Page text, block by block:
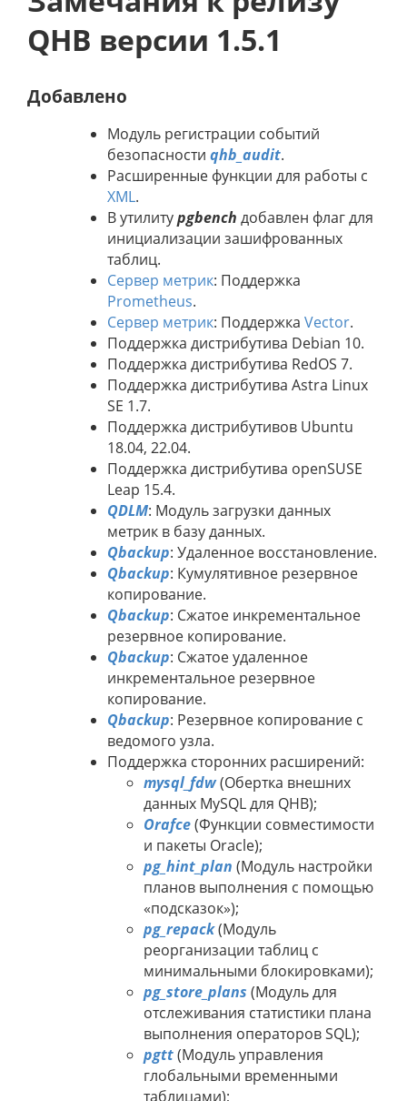
QHB версии 1.5.1
Добавлено
Модуль регистрации событий
безопасности qhb_audit.
Расширенные функции для работы с
XML.
В утилитуpgbench добавлен флаг для
инициализации зашифрованных
таблиц.
Сервер метрик: Поддержка
Prometheus.
Сервер метрик: Поддержка Vector.
Поддержка дистрибутива Debian 10.
Поддержка дистрибутива RedOS 7.
Поддержка дистрибутива Astra Linux
SE 1.7.
Поддержка дистрибутивов Ubuntu
18.04, 22.04.
Поддержка дистрибутива openSUSE
Leap 15.4.
QDLM: Модуль загрузки данных
метрик в базу данных.
Qbackup: Удаленное восстановление.
Qbackup: Кумулятивное резервное
копирование.
Qbackup: Сжатое инкрементальное
резервное копирование.
Qbackup: Сжатое удаленное
инкрементальное резервное
копирование.
Qbackup: Резервное копирование с
ведомого узла.
Поддержка сторонних расширений:
mysql_fdw(Обертка внешних
данных MySQL для QHB);
Orafce(Функции совместимости
и пакеты Oracle);
pg_hint_plan (Модуль настройки
планов выполнения с помощью
«подсказок»);
pg_repack(Модуль
реорганизации таблиц с
минимальными блокировками);
pg_store_plans (Модуль для
отслеживания статистики плана
выполнения операторов SQL);
pgtt(Модуль управления
глобальными временными
таблицами);